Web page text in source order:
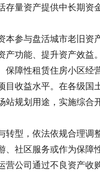
量资产提供中长期资
本参与盘活城市老旧资
功能、提升资产效益
障性租赁住房小区经
收益水平。在各级国
规划用途，实施综合
转型，依法依规合理调
社区服务或作为保障
公司通过不良资产收